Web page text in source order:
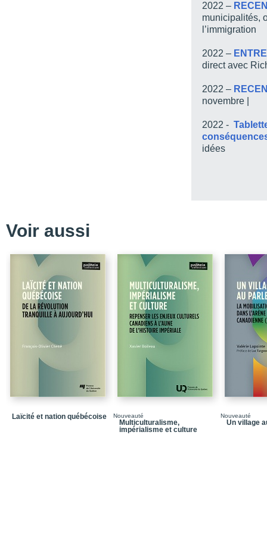
Conclusion
Conclusion
Conclusion
Chapitre 6 / La valse-
interculturalisme
Conclusion
Annexe B – Grille
Annexe C – Grille
Littérature scientifique
Littérature grise et
Articles de presse et
Dans la même
Quatrième de
2022 –
municipalités,
l’immigration
2022 –
direct avec
2022 –
novembre |
2022 -
idées
Voir aussi
Laïcité et nation québécoise Nouveauté
Multiculturalisme,
impérialisme et culture
Nouveauté
Un village